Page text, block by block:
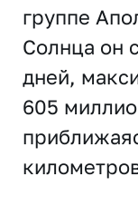
группе
Солнца он
дней,
605